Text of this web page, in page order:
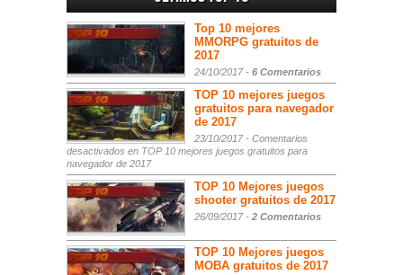
Top 10 mejores
MMORPG gratuitos de
2017
24/10/2017 - 6 Comentarios
TOP 10 mejores juegos
gratuitos para navegador
de 2017
23/10/2017 - Comentarios
desactivados en TOP 10 mejores juegos gratuitos para
navegador de 2017
TOP 10 Mejores juegos
shooter gratuitos de 2017
26/09/2017 - 2 Comentarios
TOP 10 Mejores juegos
MOBA gratuitos de 2017